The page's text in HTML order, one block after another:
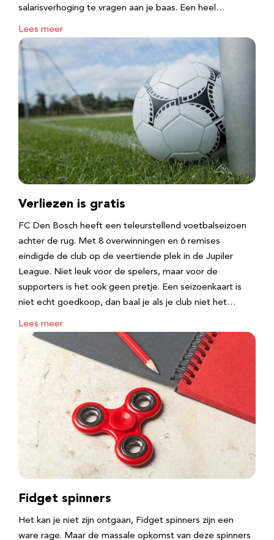
salarisverhoging te vragen aan je baas. Een heel…
Lees meer
Verliezen is gratis
FC Den Bosch heeft een teleurstellend voetbalseizoen
achter de rug. Met 8 overwinningen en 6 remises
eindigde de club op de veertiende plek in de Jupiler
League. Niet leuk voor de spelers, maar voor de
supporters is het ook geen pretje. Een seizoenkaart is
niet echt goedkoop, dan baal je als je club niet het…
Lees meer
Fidget spinners
Het kan je niet zijn ontgaan, Fidget spinners zijn een
ware rage. Maar de massale opkomst van deze spinners